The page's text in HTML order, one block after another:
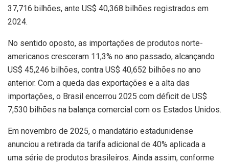
37,716 bilhões, ante US$ 40,368 bilhões registrados em
2024.
No sentido oposto, as importações de produtos norte-
americanos cresceram 11,3% no ano passado, alcançando
US$ 45,246 bilhões, contra US$ 40,652 bilhões no ano
anterior. Com a queda das exportações e a alta das
importações, o Brasil encerrou 2025 com déficit de US$
7,530 bilhões na balança comercial com os Estados Unidos.
Em novembro de 2025, o mandatário estadunidense
anunciou a retirada da tarifa adicional de 40% aplicada a
uma série de produtos brasileiros. Ainda assim, conforme